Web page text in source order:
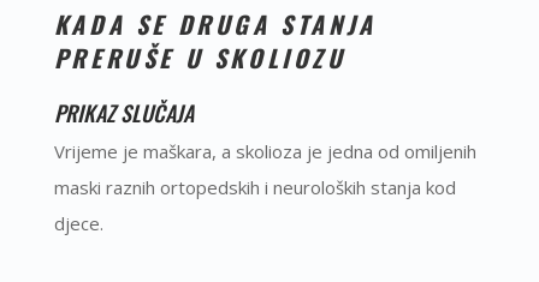
KADA SE DRUGA STANJA
PRERUŠE U SKOLIOZU
PRIKAZ SLUČAJA
Vrijeme je maškara, a skolioza je jedna od omiljenih
maski raznih ortopedskih i neuroloških stanja kod
djece.